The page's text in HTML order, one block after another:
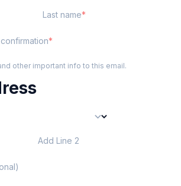
Last name
other important info to this email.
Add Line 2